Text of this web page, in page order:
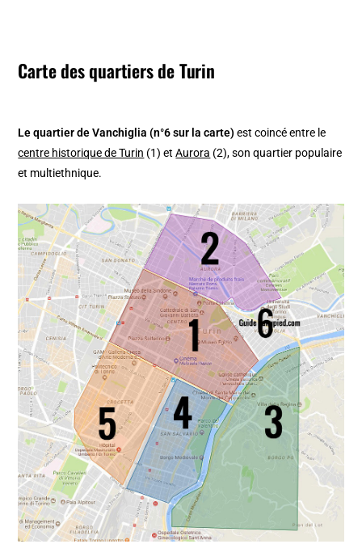
Carte des quartiers de Turin
Le quartier de Vanchiglia (n°6 sur la carte)est coincé entre le
centre historique de Turin (1) etAurora (2), son quartier populaire
et multiethnique.